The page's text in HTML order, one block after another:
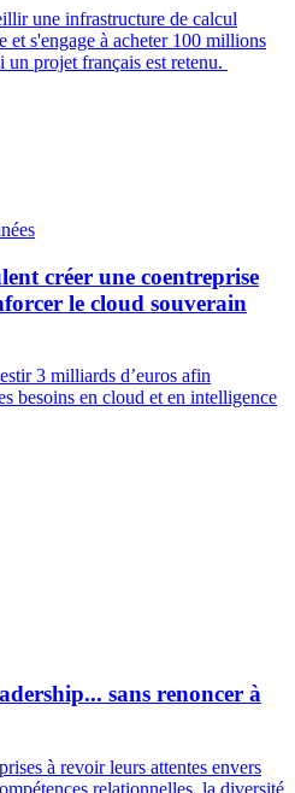
une infrastructure de calcul
s'engage à acheter 100 millions
un projet français est retenu.
créer une coentreprise
le cloud souverain
3 milliards d’euros afin
besoins en cloud et en intelligence
sans renoncer à
à revoir leurs attentes envers
relationnelles, la diversité